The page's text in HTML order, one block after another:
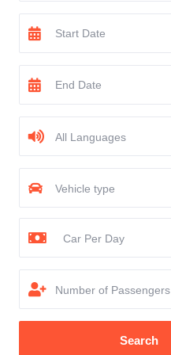
All Languages
Vehicle type
Number of Passengers